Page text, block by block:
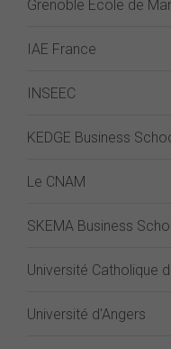
Grenoble École de
IAE France
INSEEC
KEDGE Business
Le CNAM
SKEMA Business
Université Catholique
Université d'Angers